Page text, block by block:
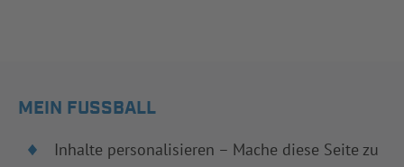
MEIN FUSSBALL
Inhalte personalisieren – Mache diese Seite zu